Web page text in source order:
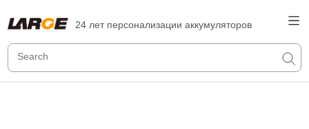
24 лет персонализации аккумуляторов